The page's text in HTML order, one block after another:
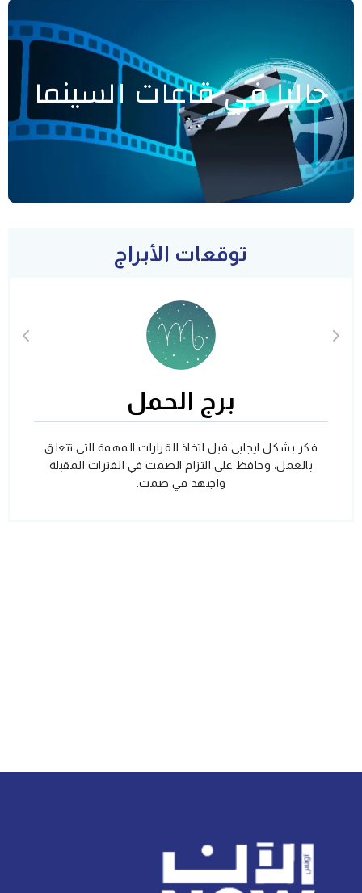
حاليا في قاعات السينما
توقعات الأبراج
برج الحمل
فكر بشكل ايجابي قبل اتخاذ القرارات المهمة التي تتعلق
بالعمل، وحافظ على التزام الصمت في الفترات المقبلة
واجتهد في صمت.